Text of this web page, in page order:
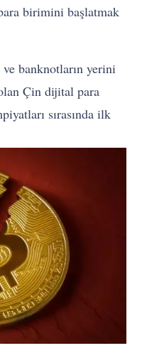
birimini başlatmak
banknotların yerini
Çin dijital para
sırasında ilk